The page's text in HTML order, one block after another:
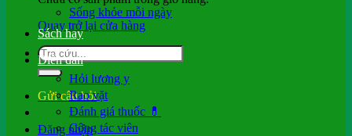
Quay trở lại cửa hàng
Gửi câu hỏi
Đăng nhập
Sống khỏe mỗi ngày
Sách hay
Diễn đàn
Hỏi lương y
Rao vặt
Đánh giá thuốc 💊
Cộng tác viên